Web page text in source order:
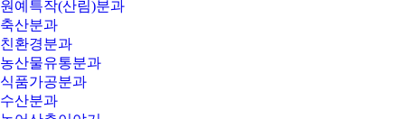
원예특작(산림)분과
축산분과
친환경분과
농산물유통분과
식품가공분과
수산분과